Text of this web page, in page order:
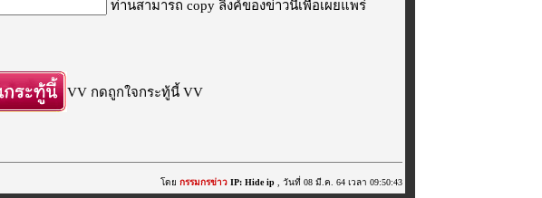
ท่านสามารถ copy ลิงค์ของข่าวนี้เพื่อเผยแพร่
VV กดถูกใจกระทู้นี้ VV
โดย กรรมกรข่าว IP: Hide ip , วันที่ 08 มี.ค. 64 เวลา 09:50:43